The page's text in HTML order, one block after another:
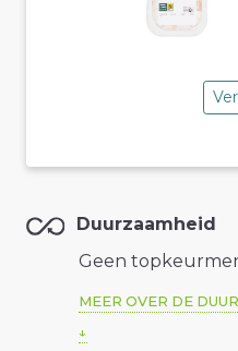
Duurzaamheid
Geen
MEER OVER DE